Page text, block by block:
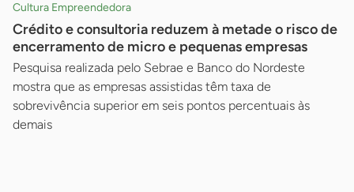
Cultura Empreendedora
Crédito e consultoria reduzem à metade o risco de
encerramento de micro e pequenas empresas
Pesquisa realizada pelo Sebrae e Banco do Nordeste
mostra que as empresas assistidas têm taxa de
sobrevivência superior em seis pontos percentuais às
demais